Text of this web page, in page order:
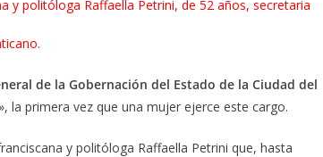
y politóloga Raffaella Petrini, de 52 años, secretaria
de la Gobernación del Estado de la Ciudad del
la primera vez que una mujer ejerce este cargo.
y politóloga Raffaella Petrini que, hasta